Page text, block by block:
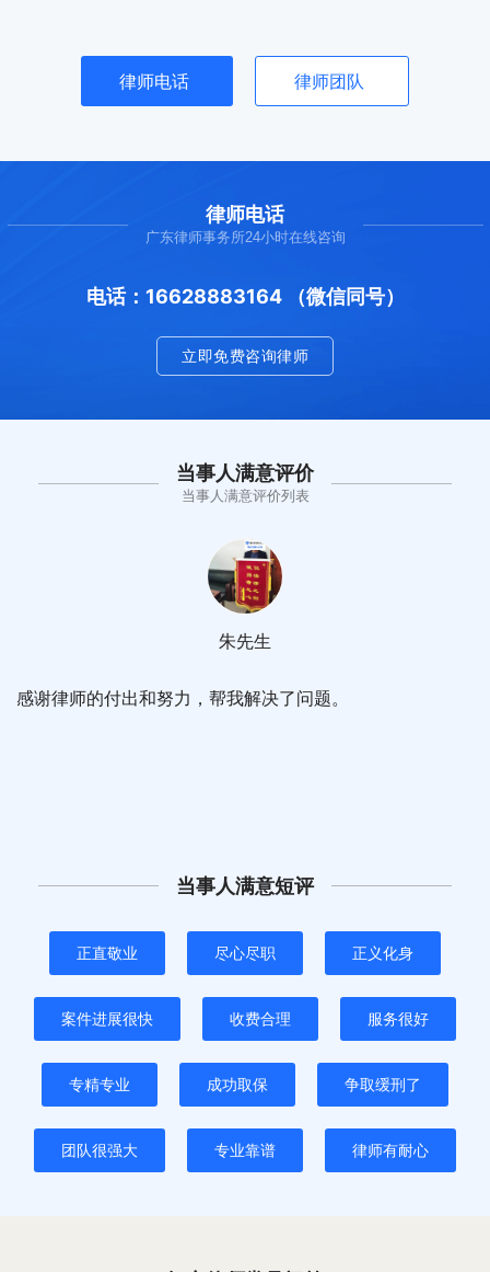
律师电话 律师团队
律师电话
广东律师事务所24小时在线咨询
电话：16628883164 （微信同号）
立即免费咨询律师
当事人满意评价
当事人满意评价列表
感谢律师的付出和努力，帮我解决了问题。
朱先生
当事人满意短评
正直敬业 尽心尽职 正义化身
案件进展很快 收费合理 服务很好
专精专业 成功取保 争取缓刑了
团队很强大 专业靠谱 律师有耐心